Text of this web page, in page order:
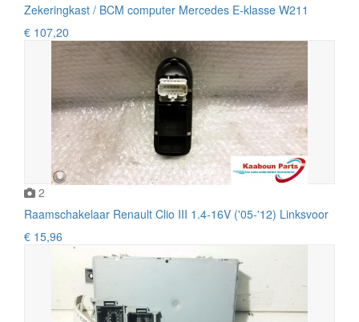
Zekeringkast / BCM computer Mercedes E-klasse W211
€ 107,20
2
Raamschakelaar Renault Clio III 1.4-16V ('05-'12) Linksvoor
€ 15,96